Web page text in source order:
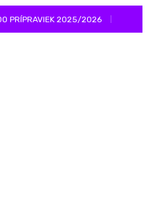
PRÍPRAVIEK 2025/2026